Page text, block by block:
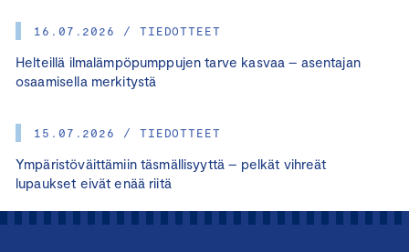
16.07.2026 / TIEDOTTEET
Helteillä ilmalämpöpumppujen tarve kasvaa – asentajan
osaamisella merkitystä
15.07.2026 / TIEDOTTEET
Ympäristöväittämiin täsmällisyyttä – pelkät vihreät
lupaukset eivät enää riitä